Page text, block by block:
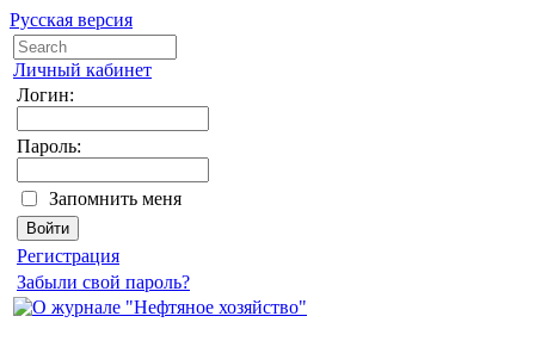
Русская версия
Личный кабинет
Логин:
Пароль:
Запомнить меня
Регистрация
Забыли свой пароль?